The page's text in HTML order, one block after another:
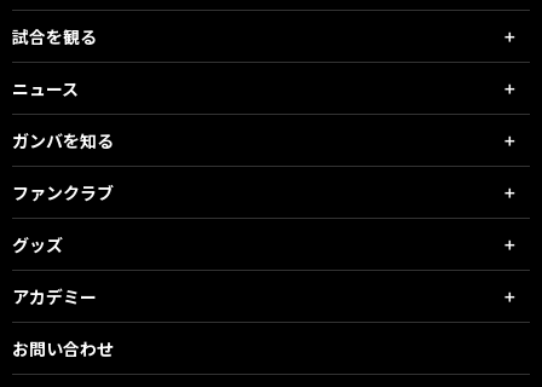
試合を観る
ニュース
ガンバを知る
ファンクラブ
グッズ
アカデミー
お問い合わせ